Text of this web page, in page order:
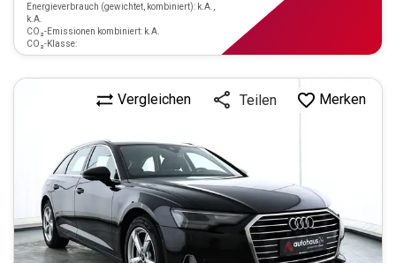
Energieverbrauch (gewichtet, kombiniert): k.A.,
k.A.
CO₂-Emissionen kombiniert: k.A.
CO₂-Klasse:
Vergleichen Teilen Merken